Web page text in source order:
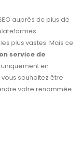
auprès de plus de
plus vastes. Mais ce
service de
en
souhaitez être
votre renommée